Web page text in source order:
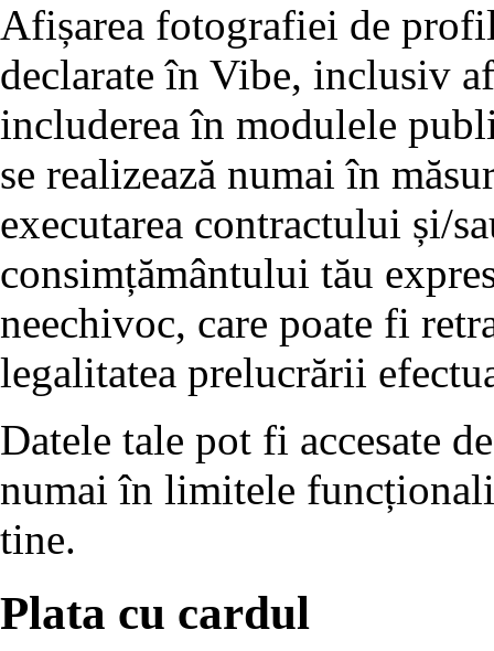
Afișarea fotografiei de
declarate în Vibe, inclusiv
includerea în modulele
se realizează numai în
executarea contractului și/
consimțământului tău
neechivoc, care poate fi
legalitatea prelucrării
Datele tale pot fi accesate
numai în limitele
tine.
Plata cu cardul